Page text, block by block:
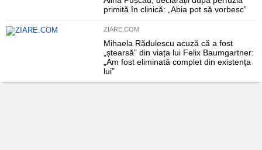
primită în clinică: „Abia pot să vorbesc”
ZIARE.COM
Mihaela Rădulescu acuză că a fost
„ștearsă” din viața lui Felix Baumgartner:
„Am fost eliminată complet din existența
lui”